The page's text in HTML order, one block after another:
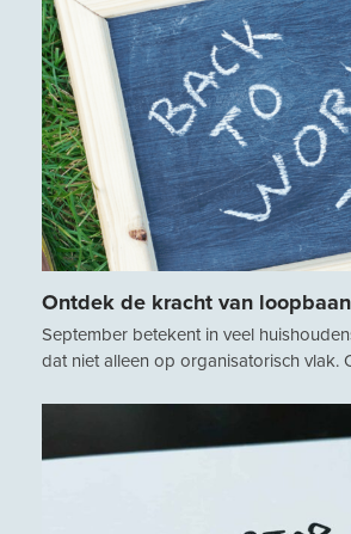
Ontdek de kracht van
September betekent in veel
dat niet alleen op organisatorisch vlak.